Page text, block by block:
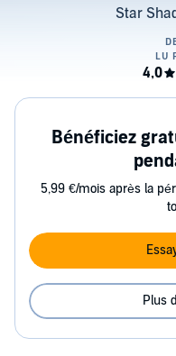
Star
Bénéficiez
5,99 €/mois après la
Plus